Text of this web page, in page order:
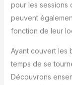
pour les sessions
peuvent
fonction de leur
Ayant couvert les
temps de se
Découvrons